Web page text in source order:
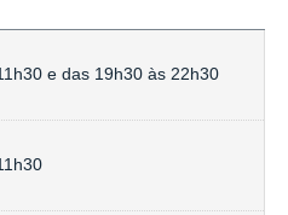
e das 19h30 às 22h30